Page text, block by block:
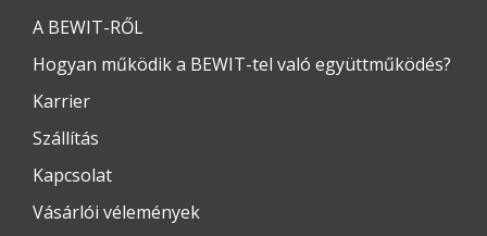
A BEWIT-RŐL
Hogyan működik a BEWIT-tel való együttműködés?
Karrier
Szállítás
Kapcsolat
Vásárlói vélemények